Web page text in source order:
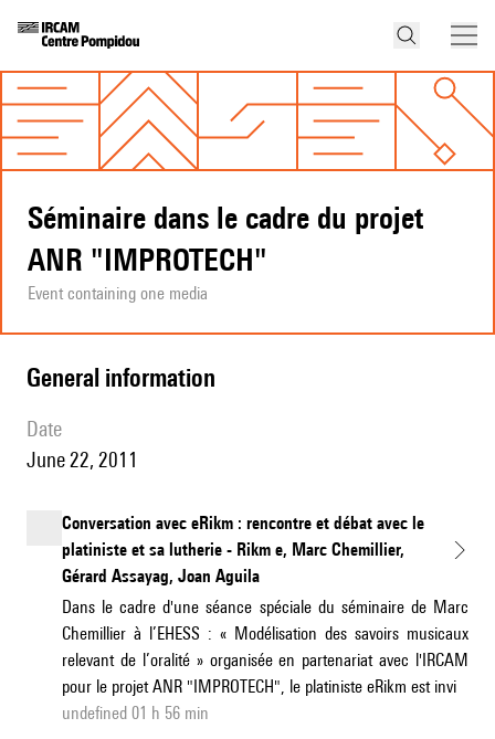
Séminaire dans le cadre du projet
ANR "IMPROTECH"
Event containing one media
general information
date
June 22, 2011
Conversation avec eRikm : rencontre et débat avec le
platiniste et sa lutherie - Rikm e, Marc Chemillier,
Gérard Assayag, Joan Aguila
Dans le cadre d'une séance spéciale du séminaire de Marc
Chemillier à l’EHESS : « Modélisation des savoirs musicaux
relevant de l’oralité » organisée en partenariat avec l'IRCAM
pour le projet ANR "IMPROTECH", le platiniste eRikm est invi
undefined 01 h 56 min